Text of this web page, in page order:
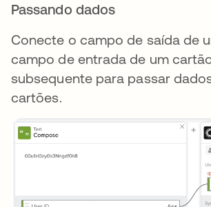
Passando dados
Conecte o campo de saída de
campo de entrada de um
subsequente para passar
cartões.